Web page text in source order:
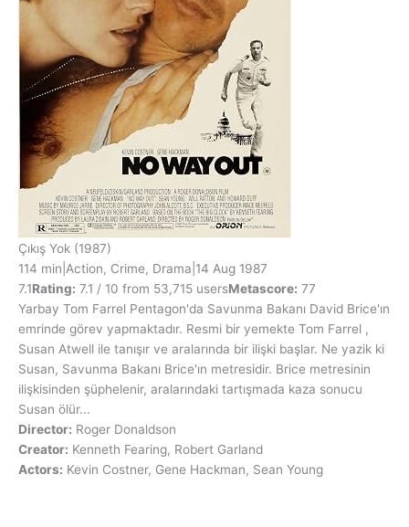
Çıkış Yok (1987)
114 min Action, Crime, Drama 14 Aug 1987
7.1Rating: 7.1 / 10 from 53,715 usersMetascore: 77
Yarbay Tom Farrel Pentagon'da Savunma Bakanı David Brice'ın
emrinde görev yapmaktadır. Resmi bir yemekte Tom Farrel ,
Susan Atwell ile tanışır ve aralarında bir ilişki başlar. Ne yazik ki
Susan, Savunma Bakanı Brice'ın metresidir. Brice metresinin
ilişkisinden şüphelenir, aralarındaki tartışmada kaza sonucu
Susan ölür...
Director: Roger Donaldson
Creator: Kenneth Fearing, Robert Garland
Actors: Kevin Costner, Gene Hackman, Sean Young